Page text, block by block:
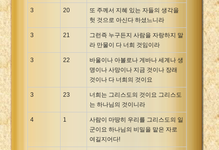
3 20
또 주께서 지혜 있는 자들의 생각을
헛 것으로 아신다 하셨느니라
3 21
그런즉 누구든지 사람을 자랑하지 말
라 만물이 다 너희 것임이라
3 22
바울이나 아볼로나 게바나 세계나 생
명이나 사망이나 지금 것이나 장래
것이나 다 너희의 것이요
3 23
너희는 그리스도의 것이요 그리스도
는 하나님의 것이니라
4 1
사람이 마땅히 우리를 그리스도의 일
군이요 하나님의 비밀을 맡은 자로
여길지어다!